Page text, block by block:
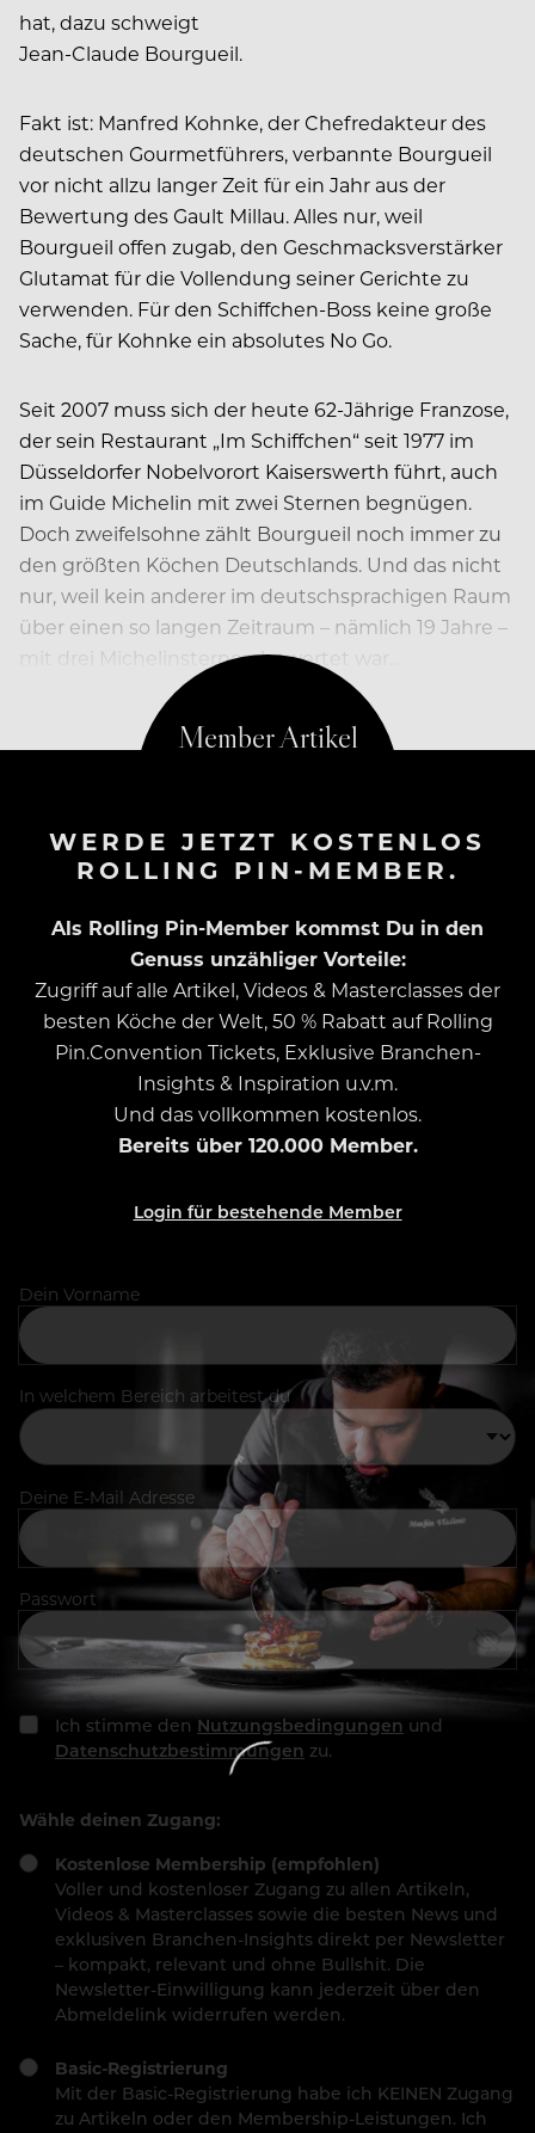
hat, dazu schweigt
Jean-Claude Bourgueil.
Fakt ist: Manfred Kohnke, der Chefredakteur des
deutschen Gourmetführers, verbannte Bourgueil
vor nicht allzu langer Zeit für ein Jahr aus der
Bewertung des Gault Millau. Alles nur, weil
Bourgueil offen zugab, den Geschmacksverstärker
Glutamat für die Vollendung seiner Gerichte zu
verwenden. Für den Schiffchen-Boss keine große
Sache, für Kohnke ein absolutes No Go.
Seit 2007 muss sich der heute 62-Jährige Franzose,
der sein Restaurant „Im Schiffchen“ seit 1977 im
Düsseldorfer Nobelvorort Kaiserswerth führt, auch
im Guide Michelin mit zwei Sternen begnügen.
Doch zweifelsohne zählt Bourgueil noch immer zu
den größten Köchen Deutschlands. Und das nicht
nur, weil kein anderer im deutschsprachigen Raum
über einen so langen Zeitraum – nämlich 19 Jahre –
mit drei Michelinsternen bewertet war…
WERDE JETZT KOSTENLOS
ROLLING PIN-MEMBER.
Als Rolling Pin-Member kommst Du in den
Genuss unzähliger Vorteile:
Zugriff auf alle Artikel, Videos & Masterclasses der
besten Köche der Welt, 50 % Rabatt auf Rolling
Pin.Convention Tickets, Exklusive Branchen-
Insights & Inspiration u.v.m.
Und das vollkommen kostenlos.
Bereits über 120.000 Member.
Login für bestehende Member
Dein Vorname
In welchem Bereich arbeitest du
Deine E-Mail Adresse
Passwort
Ich stimme den Nutzungsbedingungen und
Datenschutzbestimmungen zu.
Wähle deinen Zugang:
Kostenlose Membership (empfohlen)
Voller und kostenloser Zugang zu allen Artikeln,
Videos & Masterclasses sowie die besten News und
exklusiven Branchen-Insights direkt per Newsletter
– kompakt, relevant und ohne Bullshit. Die
Newsletter-Einwilligung kann jederzeit über den
Abmeldelink widerrufen werden.
Basic-Registrierung
Mit der Basic-Registrierung habe ich KEINEN Zugang
zu Artikeln oder den Membership-Leistungen. Ich